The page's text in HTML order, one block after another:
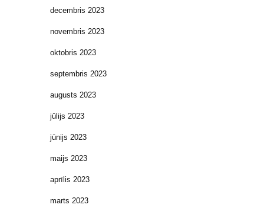
decembris 2023
novembris 2023
oktobris 2023
septembris 2023
augusts 2023
jūlijs 2023
jūnijs 2023
maijs 2023
aprīlis 2023
marts 2023